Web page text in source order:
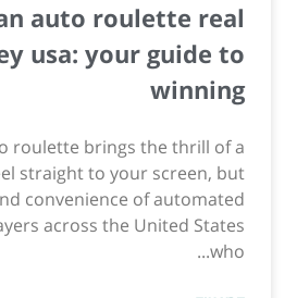
auto roulette real
usa: your guide to
winning
roulette brings the thrill of a
straight to your screen, but
convenience of automated
across the United States
who...